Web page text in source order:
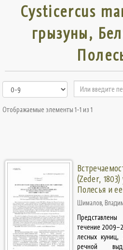
Cysticercus
грызуны,
Отображаемые элементы 1-1 из 1
(Zeder,
Полесья и
Шималов,
течение
лесных
речной